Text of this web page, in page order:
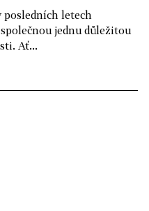
letech
jednu důležitou
Ať...